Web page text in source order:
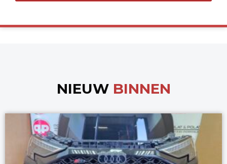
NIEUW BINNEN